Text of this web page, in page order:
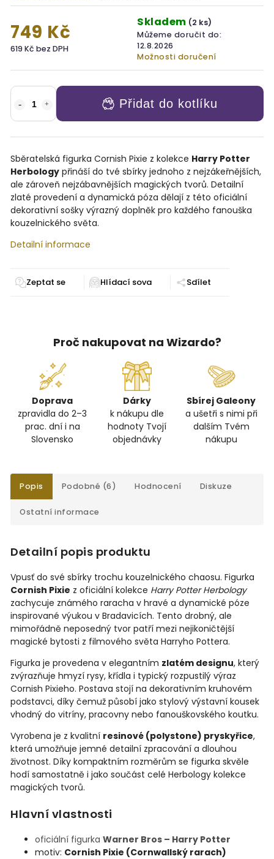
749 Kč
619 Kč bez DPH
Skladem (2 ks)
Můžeme doručit do:
12.8.2026
Možnosti doručení
Přidat do kotlíku
Sběratelská figurka Cornish Pixie z kolekce Harry Potter
Herbology přináší do tvé sbírky jednoho z nejzákeřnějších,
ale zároveň nejzábavnějších magických tvorů. Detailní
zlaté provedení a dynamická póza dělají z této oficiální
dekorativní sošky výrazný doplněk pro každého fanouška
kouzelnického světa.
Detailní informace
Zeptat se Sdílet
Proč nakupovat na Wizardo?
Doprava
zpravidla do 2–3
prac. dní i na
Slovensko
Dárky
k nákupu dle
hodnoty Tvojí
objednávky
Sbírej Galeony
a ušetři s nimi při
dalším Tvém
nákupu
Popis Podobné (6) Hodnocení Diskuze
Ostatní informace
Detailní popis produktu
Vpusť do své sbírky trochu kouzelnického chaosu. Figurka
Cornish Pixie z oficiální kolekce Harry Potter Herbology
zachycuje známého raracha v hravé a dynamické póze
inspirované výukou v Bradavicích. Tento drobný, ale
mimořádně neposedný tvor patří mezi nejikoničtější
magické bytosti z filmového světa Harryho Pottera.
Figurka je provedena v elegantním zlatém designu, který
zvýrazňuje hmyzí rysy, křídla i typický rozpustilý výraz
Cornish Pixieho. Postava stojí na dekorativním kruhovém
podstavci, díky čemuž působí jako stylový výstavní kousek
vhodný do vitríny, pracovny nebo fanouškovského koutku.
Vyrobena je z kvalitní resinové (polystone) pryskyřice,
která umožňuje jemné detailní zpracování a dlouhou
životnost. Díky kompaktním rozměrům se figurka skvěle
hodí samostatně i jako součást celé Herbology kolekce
magických tvorů.
Hlavní vlastnosti
oficiální figurka Warner Bros – Harry Potter
motiv: Cornish Pixie (Cornwallský rarach)